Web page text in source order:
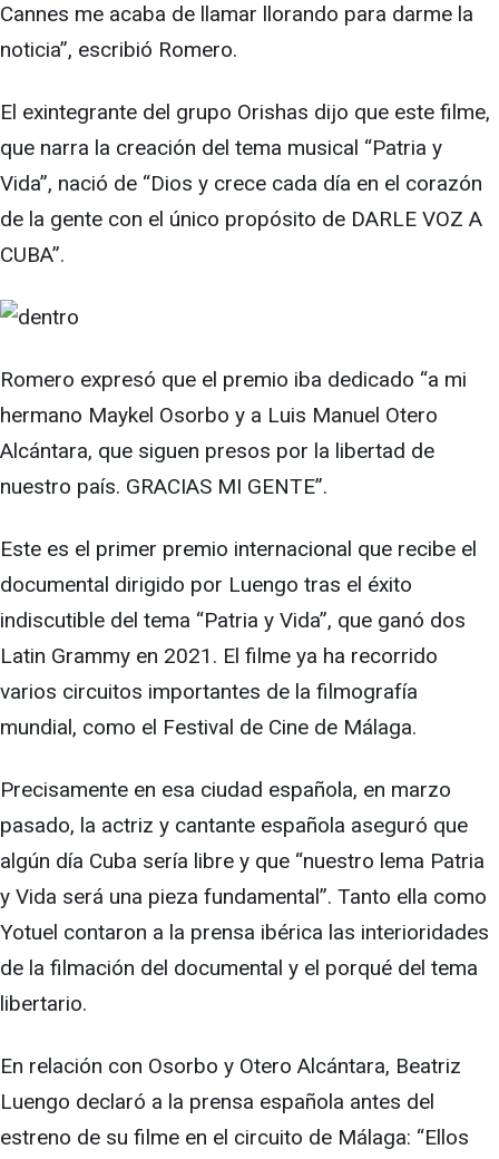
Cannes me acaba de llamar llorando para darme la
noticia”, escribió Romero.
El exintegrante del grupo Orishas dijo que este filme,
que narra la creación del tema musical “Patria y
Vida”, nació de “Dios y crece cada día en el corazón
de la gente con el único propósito de DARLE VOZ A
CUBA”.
Romero expresó que el premio iba dedicado “a mi
hermano Maykel Osorbo y a Luis Manuel Otero
Alcántara, que siguen presos por la libertad de
nuestro país. GRACIAS MI GENTE”.
Este es el primer premio internacional que recibe el
documental dirigido por Luengo tras el éxito
indiscutible del tema “Patria y Vida”, que ganó dos
Latin Grammy en 2021. El filme ya ha recorrido
varios circuitos importantes de la filmografía
mundial, como el Festival de Cine de Málaga.
Precisamente en esa ciudad española, en marzo
pasado, la actriz y cantante española aseguró que
algún día Cuba sería libre y que “nuestro lema Patria
y Vida será una pieza fundamental”. Tanto ella como
Yotuel contaron a la prensa ibérica las interioridades
de la filmación del documental y el porqué del tema
libertario.
En relación con Osorbo y Otero Alcántara, Beatriz
Luengo declaró a la prensa española antes del
estreno de su filme en el circuito de Málaga: “Ellos